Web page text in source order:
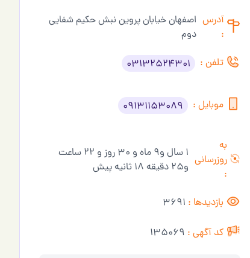
آدرس
:
اصفهان خیابان پروین نبش حکیم شفایی
دوم
تلفن :
03132524301
موبایل : 09131153089
به
روزرسانی
:
1 سال و9 ماه و 30 روز و 22 ساعت
و25 دقیقه 18 ثانیه پیش
بازدیدها : 3691
کد آگهی : 135069